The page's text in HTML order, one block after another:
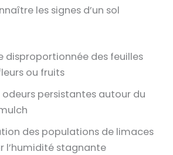
les signes d’un sol
disproportionnée des feuilles
ou fruits
odeurs persistantes autour du
des populations de limaces
l’humidité stagnante